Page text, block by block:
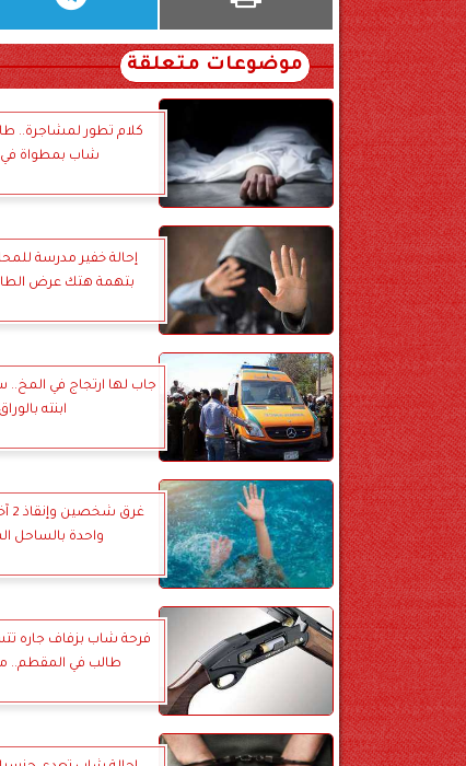
موضوعات متعلقة
كلام تطور لمشاجرة..
شاب بمطواة في
إحالة خفير مدرسة
بتهمة هتك عرض
جاب لها ارتجاج في المخ..
ابنته بالوراق
واحدة بالساحل
فرحة شاب بزفاف جاره
طالب في المقطم..